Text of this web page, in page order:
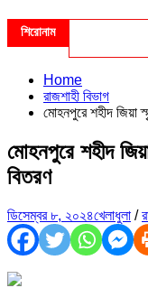
শিরোনাম
Home
রাজশাহী বিভাগ
মোহনপুরে শহীদ জিয়া
মোহনপুরে শহীদ
বিতরণ
ডিসেম্বর ৮, ২০২৪খেলাধুলা /